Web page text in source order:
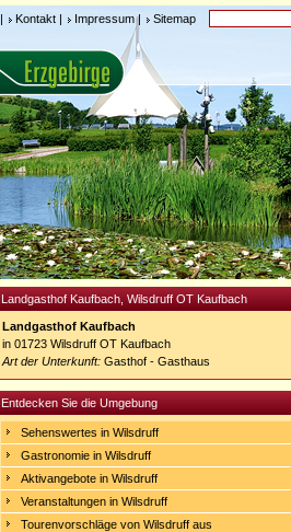
| Kontakt | Impressum| Sitemap
Landgasthof Kaufbach, Wilsdruff OT Kaufbach
Landgasthof Kaufbach
in 01723 Wilsdruff OT Kaufbach
Art der Unterkunft: Gasthof - Gasthaus
Entdecken Sie die Umgebung
Sehenswertes in Wilsdruff
Gastronomie in Wilsdruff
Aktivangebote in Wilsdruff
Veranstaltungen in Wilsdruff
Tourenvorschläge von Wilsdruff aus